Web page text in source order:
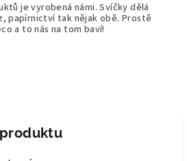
je vyrobená námi. Svíčky dělá
papírnictví tak nějak obě. Prostě
a to nás na tom baví!